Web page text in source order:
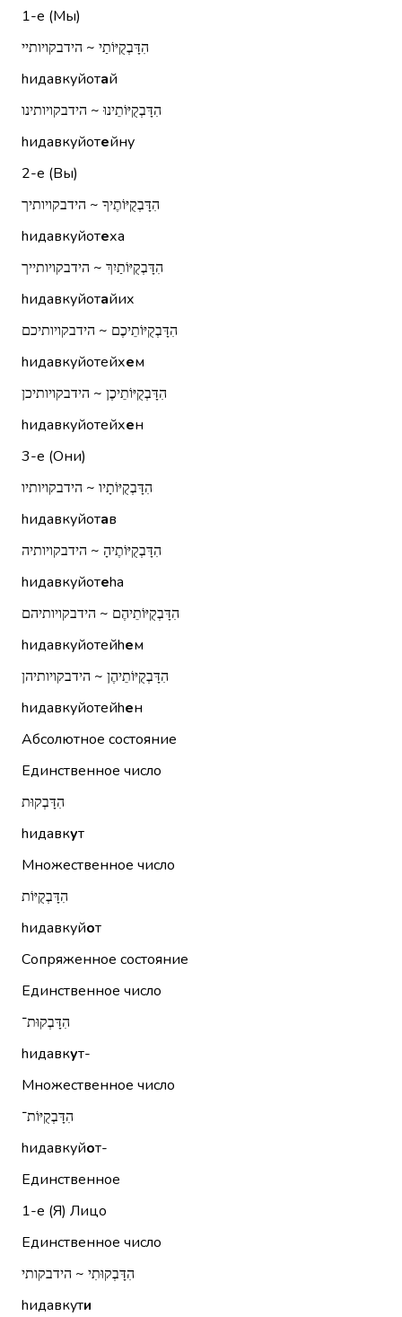
1-е (Мы)
הִדָּבְקֻיּוֹתַי ~ הידבקויותיי
hидавкуйотай
הִדָּבְקֻיּוֹתֵינוּ ~ הידבקויותינו
hидавкуйотейну
2-е (Вы)
הִדָּבְקֻיּוֹתֶיךָ ~ הידבקויותיך
hидавкуйотеха
הִדָּבְקֻיּוֹתַיִךְ ~ הידבקויותייך
hидавкуйотайих
הִדָּבְקֻיּוֹתֵיכֶם ~ הידבקויותיכם
hидавкуйотейхем
הִדָּבְקֻיּוֹתֵיכֶן ~ הידבקויותיכן
hидавкуйотейхен
3-е (Они)
הִדָּבְקֻיּוֹתָיו ~ הידבקויותיו
hидавкуйотав
הִדָּבְקֻיּוֹתֶיהָ ~ הידבקויותיה
hидавкуйотеhа
הִדָּבְקֻיּוֹתֵיהֶם ~ הידבקויותיהם
hидавкуйотейhем
הִדָּבְקֻיּוֹתֵיהֶן ~ הידבקויותיהן
hидавкуйотейhен
Абсолютное состояние
Единственное число
הִדָּבְקוּת
hидавкут
Множественное число
הִדָּבְקֻיּוֹת
hидавкуйот
Сопряженное состояние
Единственное число
הִדָּבְקוּת־
hидавкут-
Множественное число
הִדָּבְקֻיּוֹת־
hидавкуйот-
Единственное
1-е (Я) Лицо
Единственное число
הִדָּבְקוּתִי ~ הידבקותי
hидавкути